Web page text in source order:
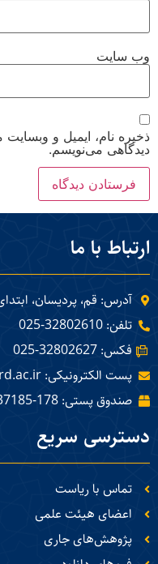
وب‌ سایت
ذخیره نام، ایمیل و
دیدگاهی می‌نویسم.
ارتباط با ما
آدرس: قم، پردیسان،
تلفن: 32802610-025
فکس: 32802627-025
پست الکترونیکی: wfsr@urd.ac.ir
صندوق پستی: 178-37185
دسترسی سریع
تماس با ریاست
اعضای هیئت علمی
پژوهش‌های جاری